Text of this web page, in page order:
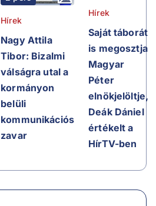
Hírek
Nagy Attila
Tibor: Bizalmi
válságra utal a
kormányon
belüli
kommunikációs
zavar
Hírek
Saját táborát
is megosztja
Magyar
Péter
elnökjelöltje,
Deák Dániel
értékelt a
HírTV-ben